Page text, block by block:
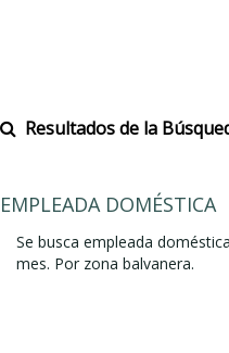
Resultados de la
EMPLEADA DOMÉSTICA
Se busca empleada
mes. Por zona balvanera.